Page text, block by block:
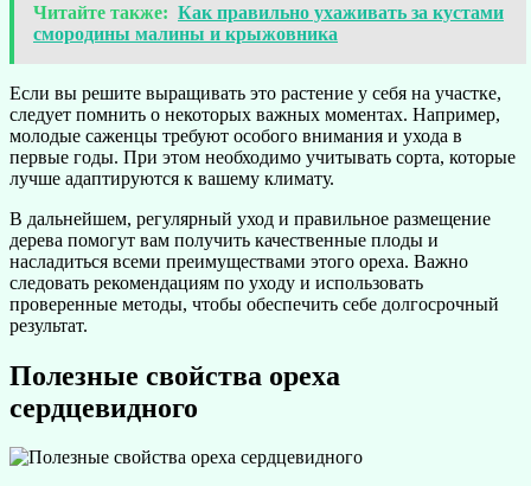
Читайте также: Как правильно ухаживать за кустами
смородины малины и крыжовника
Если вы решите выращивать это растение у себя на участке,
следует помнить о некоторых важных моментах. Например,
молодые саженцы требуют особого внимания и ухода в
первые годы. При этом необходимо учитывать сорта, которые
лучше адаптируются к вашему климату.
В дальнейшем, регулярный уход и правильное размещение
дерева помогут вам получить качественные плоды и
насладиться всеми преимуществами этого ореха. Важно
следовать рекомендациям по уходу и использовать
проверенные методы, чтобы обеспечить себе долгосрочный
результат.
Полезные свойства ореха
сердцевидного